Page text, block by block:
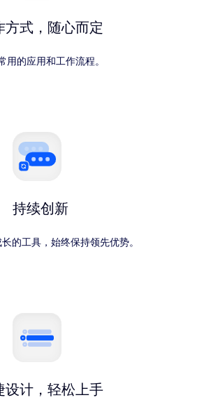
方式，随心而定
用的应用和工作流程。
持续创新
的工具，始终保持领先优势。
设计，轻松上手